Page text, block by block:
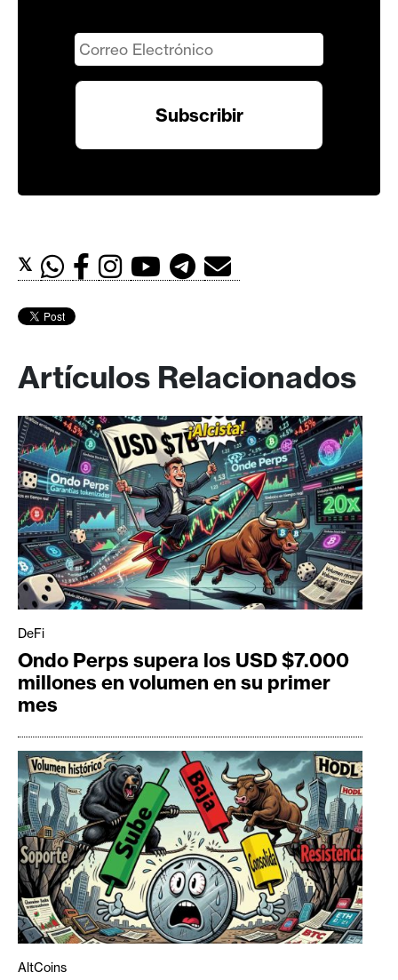
𝕏
Artículos Relacionados
DeFi
Ondo Perps supera los USD $7.000
millones en volumen en su primer
mes
AltCoins